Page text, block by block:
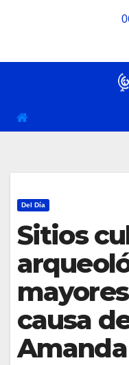
Del Día
Sitios
causa
Amanda